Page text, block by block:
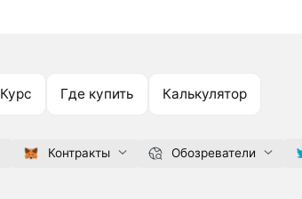
Курс Где купить Калькулятор
Контракты Обозреватели